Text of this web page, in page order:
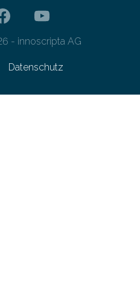
- innoscripta AG
Datenschutz